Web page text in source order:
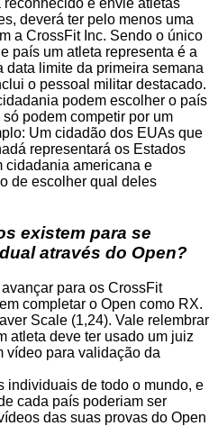
reconhecido e envie atletas
deverá ter pelo menos uma
a CrossFit Inc. Sendo o único
país um atleta representa é a
data limite da primeira semana
o pessoal militar destacado.
podem escolher o país
podem competir por um
Um cidadão dos EUAs que
representará os Estados
cidadania americana e
de escolher qual deles
existem para se
através do Open?
para os CrossFit
completar o Open como RX.
Scale (1,24). Vale relembrar
atleta deve ter usado um juiz
vídeo para validação da
individuais de todo o mundo, e
cada país poderiam ser
das suas provas do Open